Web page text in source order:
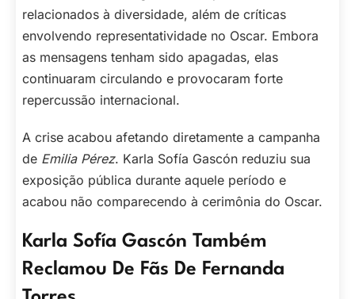
relacionados à diversidade, além de críticas
envolvendo representatividade no Oscar. Embora
as mensagens tenham sido apagadas, elas
continuaram circulando e provocaram forte
repercussão internacional.
A crise acabou afetando diretamente a campanha
de Emilia Pérez. Karla Sofía Gascón reduziu sua
exposição pública durante aquele período e
acabou não comparecendo à cerimônia do Oscar.
Karla Sofía Gascón Também
Reclamou De Fãs De Fernanda